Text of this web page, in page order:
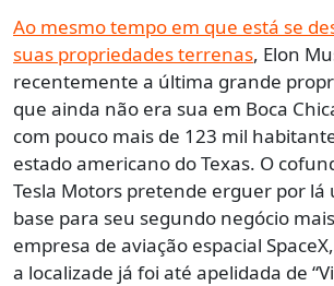
Ao mesmo tempo em que está se
suas propriedades terrenas, Elon
recentemente a última grande
que ainda não era sua em Boca
com pouco mais de 123 mil
estado americano do Texas. O
Tesla Motors pretende erguer por lá
base para seu segundo negócio
empresa de aviação espacial
a localizade já foi até apelidada de